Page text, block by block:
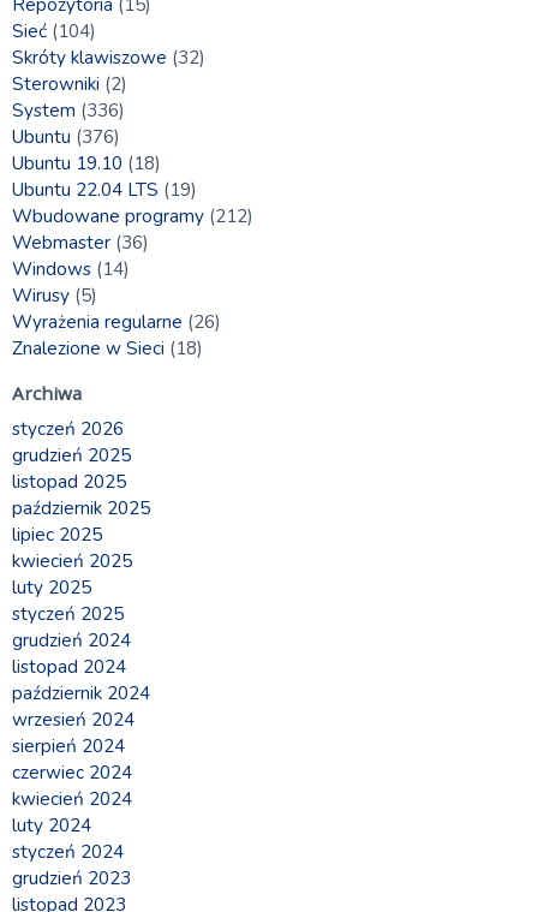
Sieć (104)
Skróty klawiszowe (32)
Sterowniki (2)
System (336)
Ubuntu (376)
Ubuntu 19.10 (18)
Ubuntu 22.04 LTS (19)
Wbudowane programy (212)
Webmaster (36)
Windows (14)
Wirusy (5)
Wyrażenia regularne (26)
Znalezione w Sieci (18)
Archiwa
styczeń 2026
grudzień 2025
listopad 2025
październik 2025
lipiec 2025
kwiecień 2025
luty 2025
styczeń 2025
grudzień 2024
listopad 2024
październik 2024
wrzesień 2024
sierpień 2024
czerwiec 2024
kwiecień 2024
luty 2024
styczeń 2024
grudzień 2023
listopad 2023